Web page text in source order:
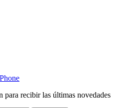
para recibir las últimas novedades